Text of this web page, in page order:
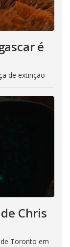
é
de extinção
Chris
Toronto em